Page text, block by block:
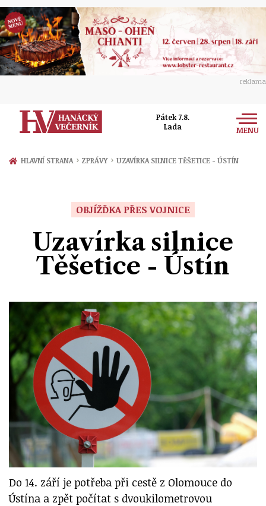
reklama
Pátek 7.8.
Lada
MENU
Zprávy
Přerov
Krimi
Ekonomika
Kultura
Společnost
Sport
Hudba
Výstavy
Osobnosti
Film
Ostatní
Společnost
Ženy
Akce v regionu
Zajímavosti
Sport
Hokej
Atletika
Plavání
Cyklistika
Motosport
Ostatní
Ankety
Glosy & Komentáře
HLAVNÍ STRANA › ZPRÁVY › UZAVÍRKA SILNICE TĚŠETICE - ÚSTÍN
OBJÍŽĎKA PŘES VOJNICE
Uzavírka silnice
Těšetice - Ústín
Do 14. září je potřeba při cestě z Olomouce do
Ústína a zpět počítat s dvoukilometrovou